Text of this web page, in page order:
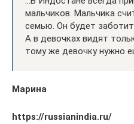
мальчиков. Мальчика
семью. Он будет
А в девочках видят
тому же девочку нужно
Марина
https://russianindia.ru/